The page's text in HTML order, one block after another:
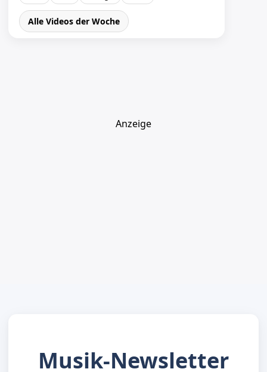
Alle Videos der Woche
Anzeige
Musik-Newsletter